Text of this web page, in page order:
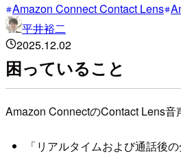
Amazon Connect Contact Lens
平井裕二
2025.12.02
困っていること
Amazon ConnectのContact Lens音
「リアルタイムおよび通話後の